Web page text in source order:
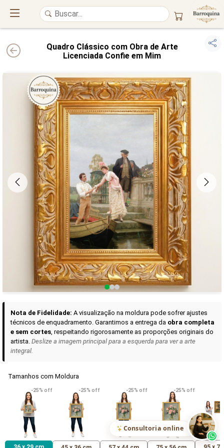
UM ATELIÊ 100% FINE ART
Trazemos a imponência dasmaiores obras de arte do mundo
alto padrão da sua casa. Nosso acervo reúne a genialidade degrandes
pintores renomados
, resgatandoartes reaise o requinte inconfundível
das obras doséculo XIX . Produção artesanal em Canvas 100% Algodão
molduras em Madeira Maciçae impressão comPigmentação Mineral
QUALIDADE DE MUSEU GARANTIA ETERNA
Curadoria das Campanhas
A seleção de obras-primas apresentadas em nossos vídeos nas redes
sociais, reunidas aqui para sua apreciação.
VER DETALHES
Madona de Loreto
R$ 538,42
VER DETALHES
Narciso- caravaggio
R$ 365,92
VER
Maria
uma Rosa
R$ 365,92
Consultoria online
Quadro Clássico com Obra de Arte
Licenciada Confie em Mim
Nota de Fidelidade: A visualização na moldura pode sofrer ajustes
técnicos de enquadramento. Garantimos a entrega da obra completa
e sem cortes, respeitando rigorosamente as proporções originais do
artista. Deslize a imagem principal para a esquerda para ver a arte
integral.
Tamanhos com Moldura
-25% off -25% off -25% off -25% off